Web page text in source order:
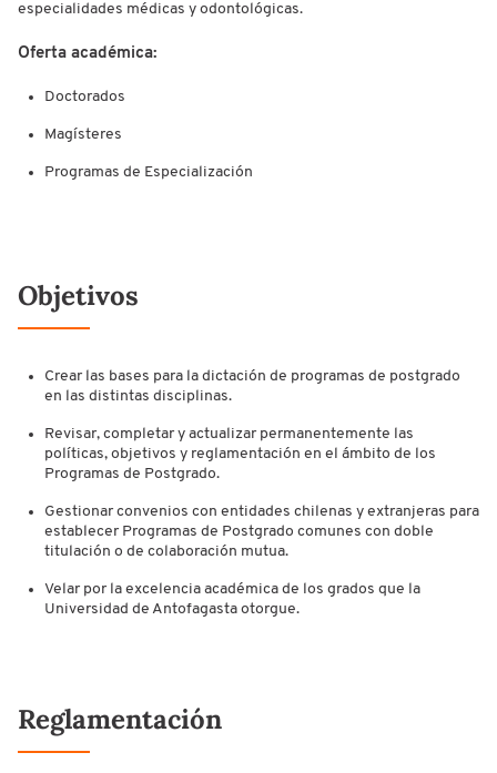
especialidades médicas y odontológicas.
Oferta académica:
Doctorados
Magísteres
Programas de Especialización
Objetivos
Crear las bases para la dictación de programas de postgrado
en las distintas disciplinas.
Revisar, completar y actualizar permanentemente las
políticas, objetivos y reglamentación en el ámbito de los
Programas de Postgrado.
Gestionar convenios con entidades chilenas y extranjeras para
establecer Programas de Postgrado comunes con doble
titulación o de colaboración mutua.
Velar por la excelencia académica de los grados que la
Universidad de Antofagasta otorgue.
Reglamentación